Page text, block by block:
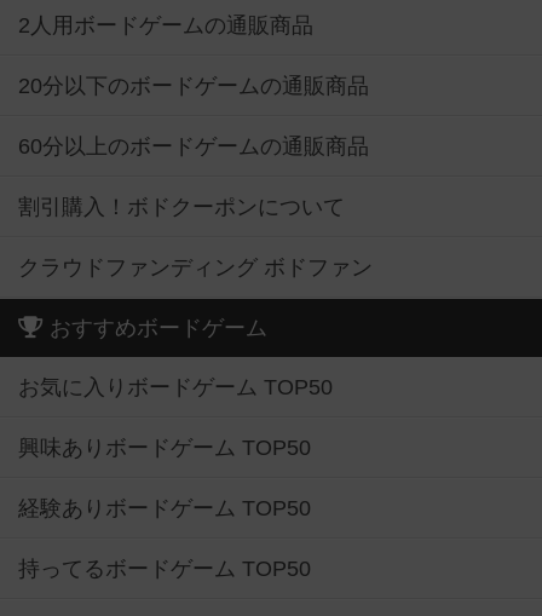
2人用ボードゲームの通販商品
20分以下のボードゲームの通販商品
60分以上のボードゲームの通販商品
割引購入！ボドクーポンについて
クラウドファンディング ボドファン
おすすめボードゲーム
お気に入りボードゲーム TOP50
興味ありボードゲーム TOP50
経験ありボードゲーム TOP50
持ってるボードゲーム TOP50